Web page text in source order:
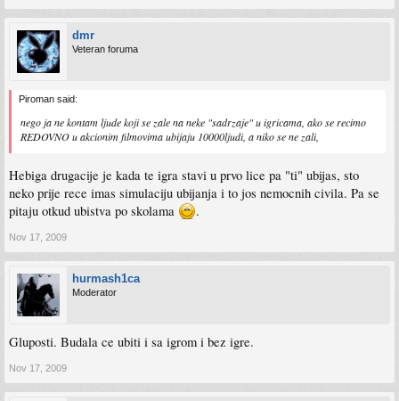
dmr
Veteran foruma
Piroman said:
nego ja ne kontam ljude koji se zale na neke "sadrzaje" u igricama, ako se recimo
REDOVNO u akcionim filmovima ubijaju 10000ljudi, a niko se ne zali,
Hebiga drugacije je kada te igra stavi u prvo lice pa "ti" ubijas, sto
neko prije rece imas simulaciju ubijanja i to jos nemocnih civila. Pa se
pitaju otkud ubistva po skolama
.
Nov 17, 2009
hurmash1ca
Moderator
Gluposti. Budala ce ubiti i sa igrom i bez igre.
Nov 17, 2009